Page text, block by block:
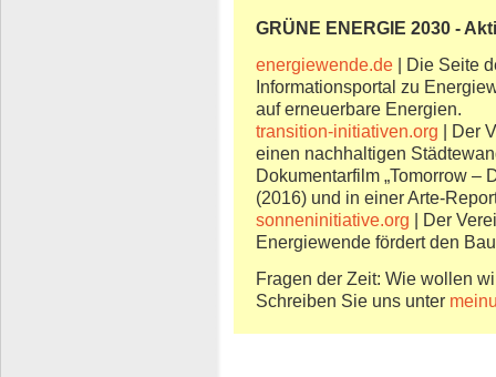
GRÜNE ENERGIE 2030 -
energiewende.de | Die Seite
Informationsportal zu
auf erneuerbare Energien.
transition-initiativen.org | Der
einen nachhaltigen
Dokumentarfilm „Tomorrow –
(2016) und in einer Arte-
sonneninitiative.org | Der
Energiewende fördert den
Fragen der Zeit: Wie wollen
Schreiben Sie uns unter